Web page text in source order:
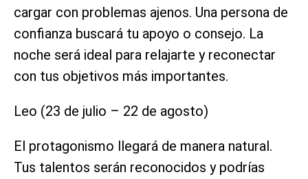
cargar con problemas ajenos. Una persona de
confianza buscará tu apoyo o consejo. La
noche será ideal para relajarte y reconectar
con tus objetivos más importantes.
Leo (23 de julio – 22 de agosto)
El protagonismo llegará de manera natural.
Tus talentos serán reconocidos y podrías